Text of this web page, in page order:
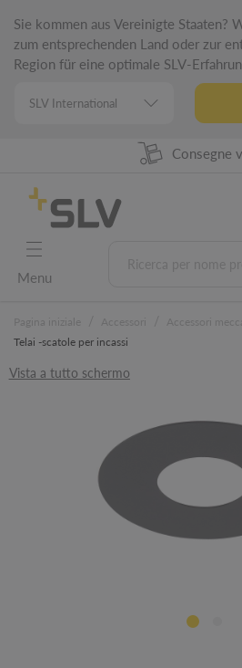
Sie kommen aus Vereinigte Staaten?
zum entsprechenden Land oder zur
Region für eine optimale SLV-
98%Consegne
5 letna
Progettato in
Menu
Telai -scatole per incassi
Vista a tutto schermo